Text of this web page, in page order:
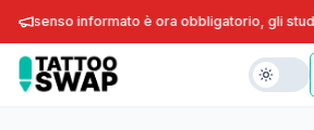
informato è ora obbligatorio, gli studi